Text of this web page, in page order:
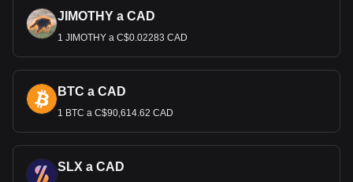
JIMOTHY a CAD
1 JIMOTHY a C$0.02283 CAD
BTC a CAD
1 BTC a C$90,614.62 CAD
SLX a CAD